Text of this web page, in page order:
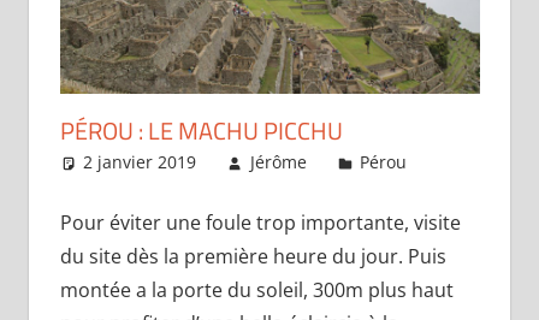
PÉROU : LE MACHU PICCHU
2 janvier 2019 Jérôme Pérou
Pour éviter une foule trop importante, visite
du site dès la première heure du jour. Puis
montée a la porte du soleil, 300m plus haut